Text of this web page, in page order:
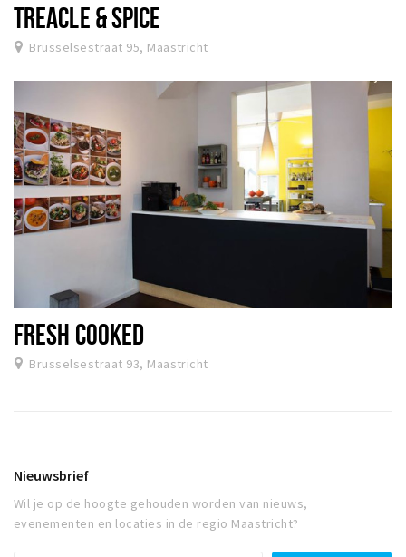
TREACLE & SPICE
Brusselsestraat 95, Maastricht
FRESH COOKED
Brusselsestraat 93, Maastricht
Nieuwsbrief
Wil je op de hoogte gehouden worden van nieuws,
evenementen en locaties in de regio Maastricht?